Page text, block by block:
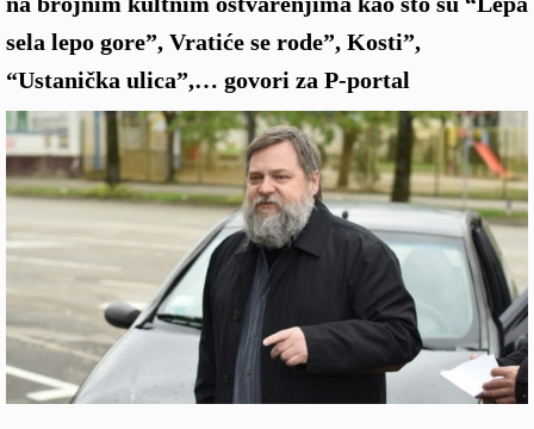
sela lepo gore”, Vratiće se rode”, Kosti”,
“Ustanička ulica”,… govori za P-portal